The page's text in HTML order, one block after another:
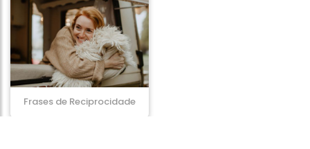
Frases de Reciprocidade